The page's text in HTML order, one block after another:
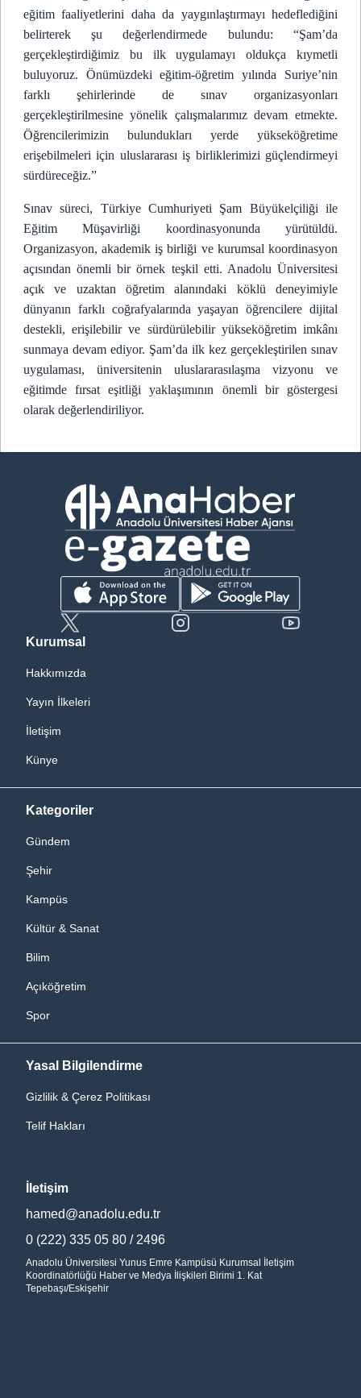
Kurumsal
Hakkımızda
Yayın İlkeleri
İletişim
Künye
Kategoriler
Gündem
Şehir
Kampüs
Kültür & Sanat
Bilim
Açıköğretim
Spor
Yasal Bilgilendirme
Gizlilik & Çerez Politikası
Telif Hakları
İletişim
hamed@anadolu.edu.tr
0 (222) 335 05 80 / 2496
Anadolu Üniversitesi Yunus Emre Kampüsü Kurumsal İletişim
Koordinatörlüğü Haber ve Medya İlişkileri Birimi 1. Kat
Tepebaşı/Eskişehir
eğitim faaliyetlerini daha da yaygınlaştırmayı hedeflediğini
belirterek şu değerlendirmede bulundu: “Şam’da
gerçekleştirdiğimiz bu ilk uygulamayı oldukça kıymetli
buluyoruz. Önümüzdeki eğitim-öğretim yılında Suriye’nin
farklı şehirlerinde de sınav organizasyonları
gerçekleştirilmesine yönelik çalışmalarımız devam etmekte.
Öğrencilerimizin bulundukları yerde yükseköğretime
erişebilmeleri için uluslararası iş birliklerimizi güçlendirmeyi
sürdüreceğiz.”
Sınav süreci, Türkiye Cumhuriyeti Şam Büyükelçiliği ile
Eğitim Müşavirliği koordinasyonunda yürütüldü.
Organizasyon, akademik iş birliği ve kurumsal koordinasyon
açısından önemli bir örnek teşkil etti. Anadolu Üniversitesi
açık ve uzaktan öğretim alanındaki köklü deneyimiyle
dünyanın farklı coğrafyalarında yaşayan öğrencilere dijital
destekli, erişilebilir ve sürdürülebilir yükseköğretim imkânı
sunmaya devam ediyor. Şam’da ilk kez gerçekleştirilen sınav
uygulaması, üniversitenin uluslararasılaşma vizyonu ve
eğitimde fırsat eşitliği yaklaşımının önemli bir göstergesi
olarak değerlendiriliyor.